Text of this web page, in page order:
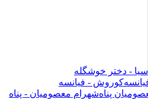
سیا - دختر خوشگله
کوروش - فیانسه
شهرام معصومیان - پناه